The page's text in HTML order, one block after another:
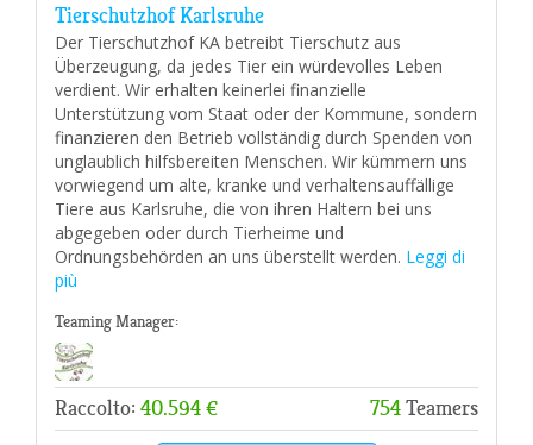
Tierschutzhof Karlsruhe
Der Tierschutzhof KA betreibt Tierschutz aus
Überzeugung, da jedes Tier ein würdevolles Leben
verdient. Wir erhalten keinerlei finanzielle
Unterstützung vom Staat oder der Kommune, sondern
finanzieren den Betrieb vollständig durch Spenden von
unglaublich hilfsbereiten Menschen. Wir kümmern uns
vorwiegend um alte, kranke und verhaltensauffällige
Tiere aus Karlsruhe, die von ihren Haltern bei uns
abgegeben oder durch Tierheime und
Ordnungsbehörden an uns überstellt werden. Leggi di
più
Teaming Manager:
Raccolto: 40.594 € 754Teamers